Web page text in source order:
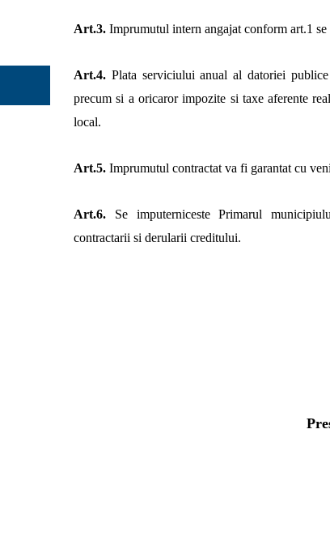
Art.3. Imprumutul intern angajat conform art.1 se
Art.4. Plata serviciului anual al datoriei
precum si a oricaror impozite si taxe aferente
local.
Art.5.Imprumutul contractat va fi garantat cu
Art.6. Se imputernicestePrimarul
contractarii si derularii creditului.